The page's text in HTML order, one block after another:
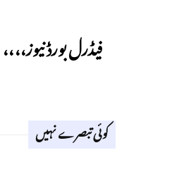
فیڈرل بورڈ نیوز،،،،
کوئی تبصرے نہیں